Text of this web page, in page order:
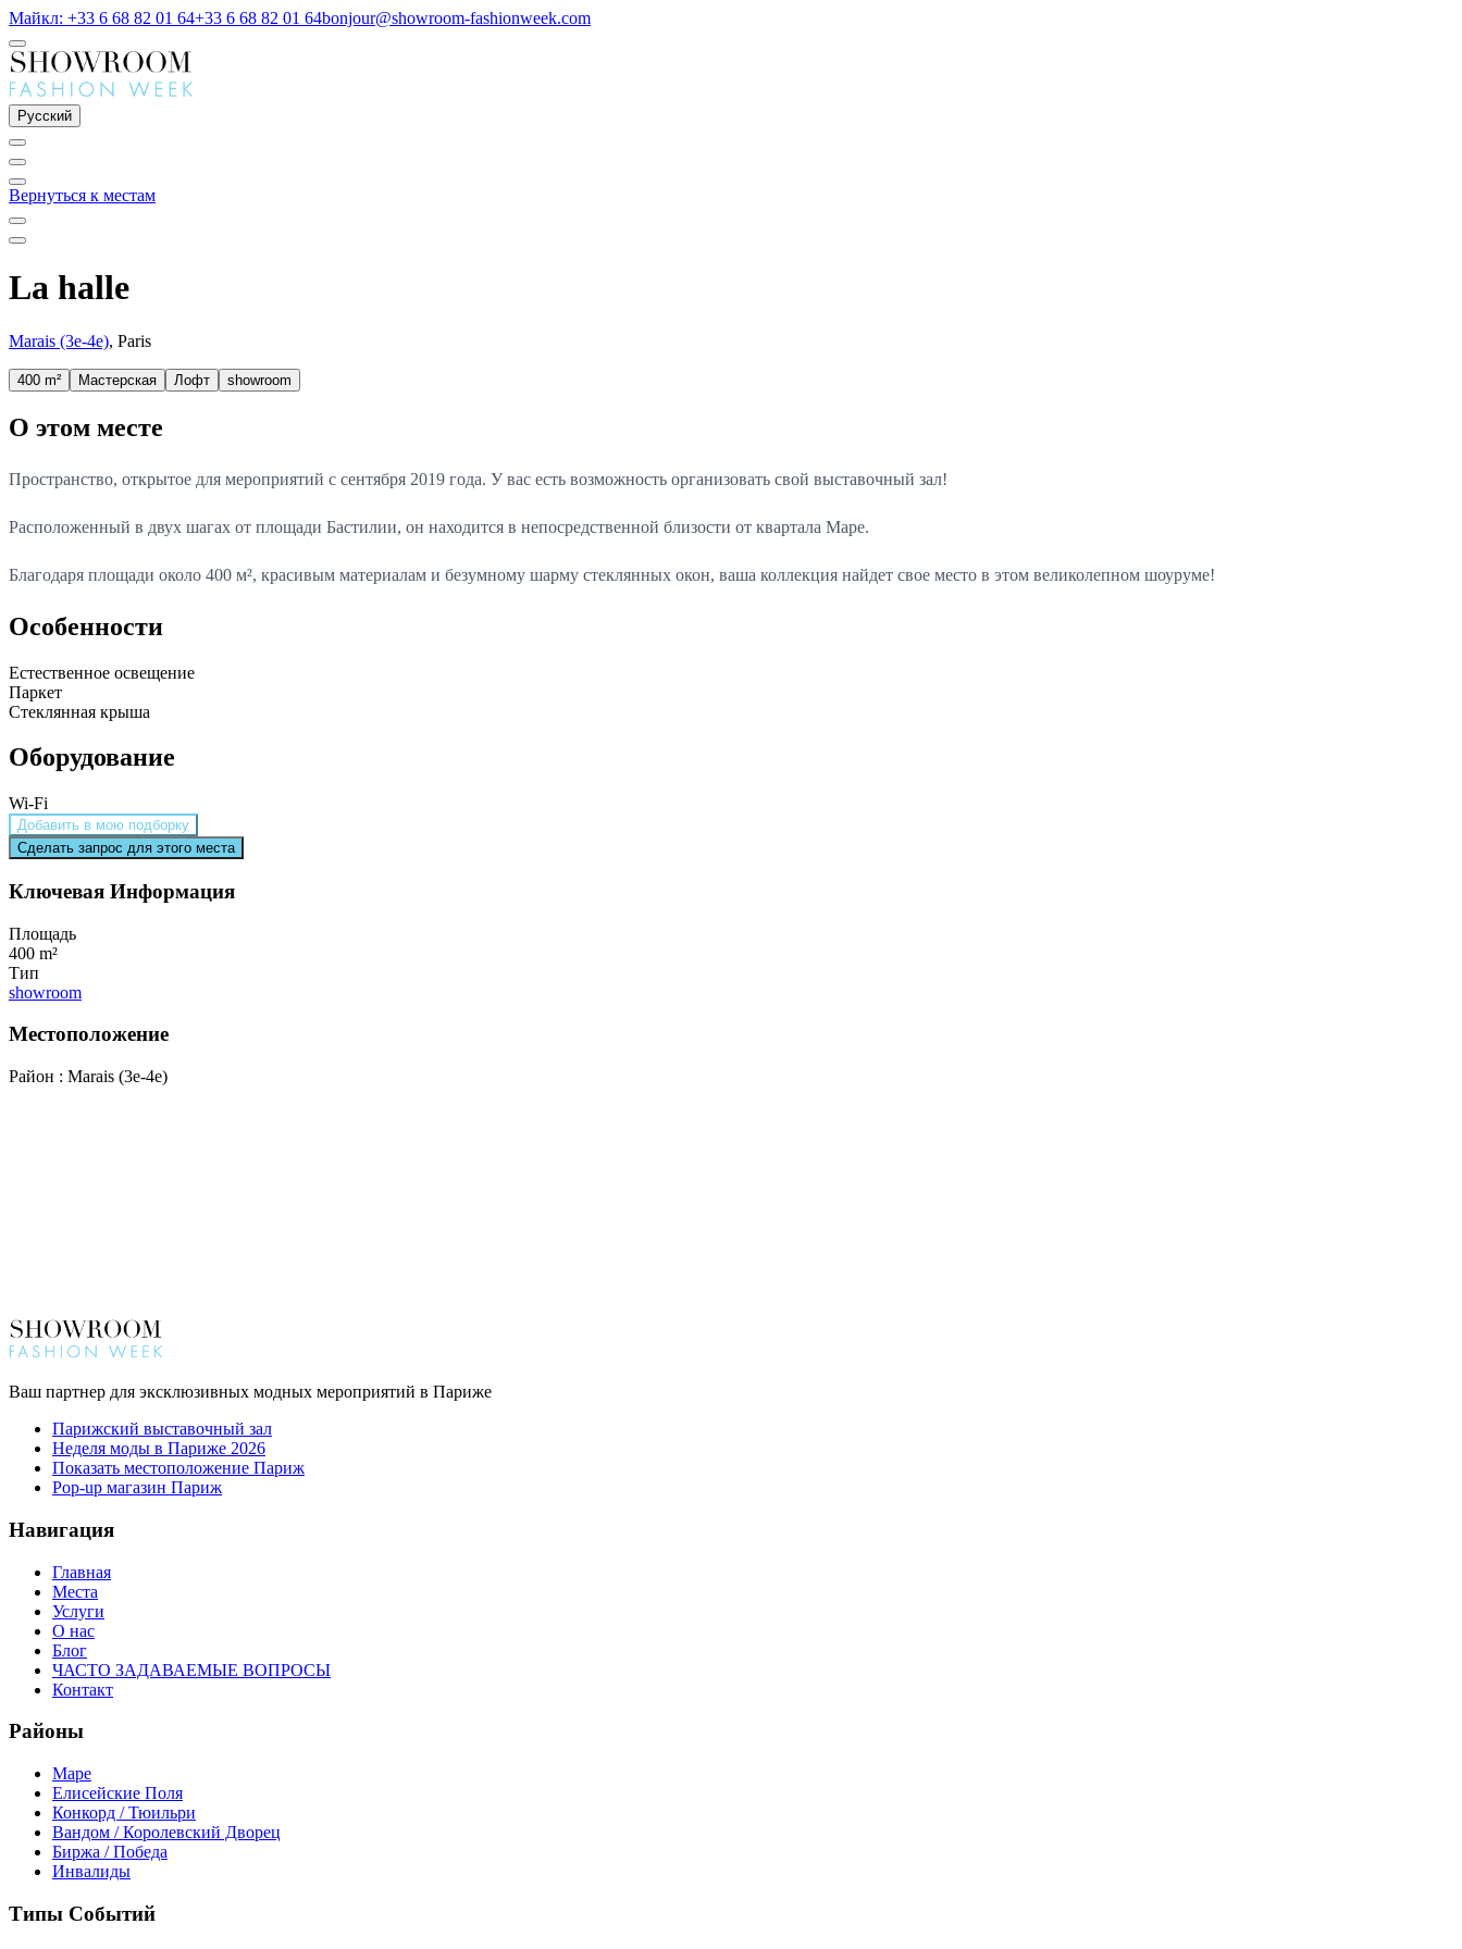
Майкл: +33 6 68 82 01 64+33 6 68 82 01 64bonjour@showroom-fashionweek.com
Русский
Вернуться к местам
La halle
Marais (3e-4e), Paris
400 m² Мастерская Лофт showroom
О этом месте
Пространство, открытое для мероприятий с сентября 2019 года. У вас есть возможность организовать свой выставочный зал!
Расположенный в двух шагах от площади Бастилии, он находится в непосредственной близости от квартала Маре.
Благодаря площади около 400 м², красивым материалам и безумному шарму стеклянных окон, ваша коллекция найдет свое место в этом великолепном шоуруме!
Особенности
Естественное освещение
Паркет
Стеклянная крыша
Оборудование
Wi-Fi
Добавить в мою подборку
Сделать запрос для этого места
Ключевая Информация
Площадь
400 m²
Тип
showroom
Местоположение
Район : Marais (3e-4e)
Ваш партнер для эксклюзивных модных мероприятий в Париже
Парижский выставочный зал
Неделя моды в Париже 2026
Показать местоположение Париж
Pop-up магазин Париж
Навигация
Главная
Места
Услуги
О нас
Блог
ЧАСТО ЗАДАВАЕМЫЕ ВОПРОСЫ
Контакт
Районы
Маре
Елисейские Поля
Конкорд / Тюильри
Вандом / Королевский Дворец
Биржа / Победа
Инвалиды
Типы Событий